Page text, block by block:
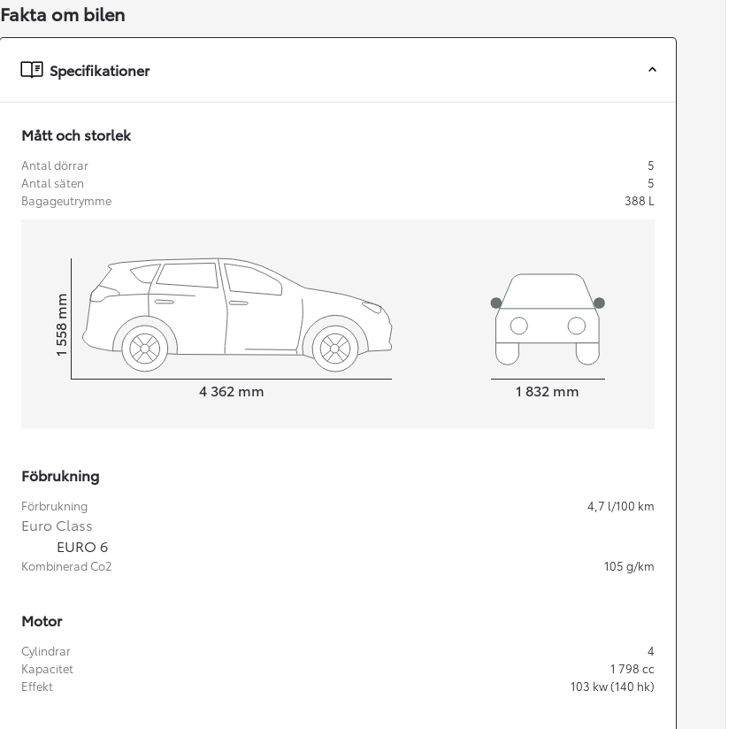
Från 238 900 kr
GR Yaris
Från 599 900 kr
Från 324 900 kr
Nya Corolla Cross
HYBRID
Toyota C-HR
HYBRID & LADDHYBRID
Fakta om bilen
Specifikationer
Mått och storlek
Antal dörrar
5
Antal säten
5
Bagageutrymme
388 L
4 362 mm
Height1 558
mm
1 832 mm
Föbrukning
Förbrukning 4,7 l/100 km
Euro Class
EURO 6
Kombinerad Co2 105 g/km
Motor
Cylindrar
4
Kapacitet
1 798 cc
Effekt
103 kw (140 hk)